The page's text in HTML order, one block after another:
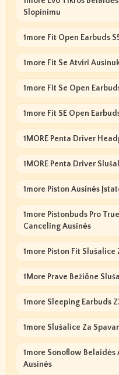
Slopinimu
1more Fit Open Earbuds
1more Fit Se Atviri
1more Fit Se Open
1more Fit SE Open
1MORE Penta Driver
1MORE Penta Driver
1more Piston Ausinės
1more Pistonbuds Pro
Canceling Ausinės
1more Piston Fit Slušalice
1More Prave Bežične
1more Sleeping Earbuds
1more Slušalice Za
1more Sonoflow
Ausinės